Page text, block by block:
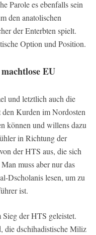
Parole es ebenfalls sein
den anatolischen
der Enterbten spielt.
Option und Position.
EU
und letztlich auch die
Kurden im Nordosten
können und willens dazu
in Richtung der
der HTS aus, die sich
muss aber nur das
Dscholanis lesen, um zu
ist.
der HTS geleistet.
die dschihadistische Miliz